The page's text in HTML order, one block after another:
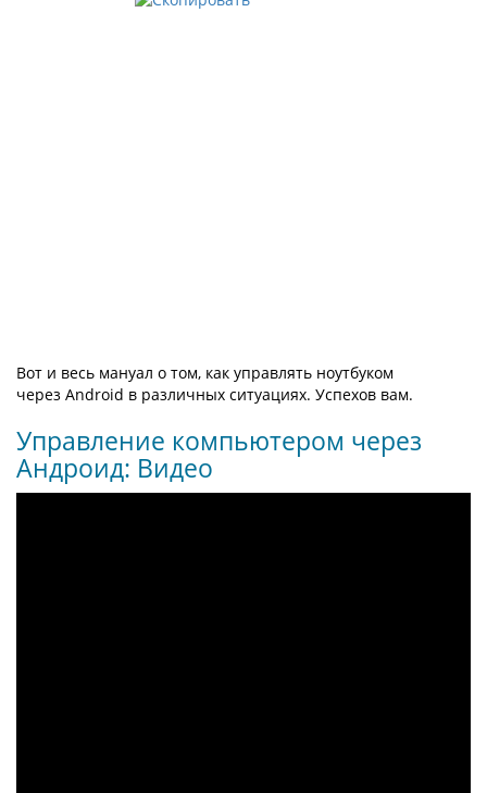
Вот и весь мануал о том, как управлять ноутбуком
через Android в различных ситуациях. Успехов вам.
Управление компьютером через
Андроид: Видео